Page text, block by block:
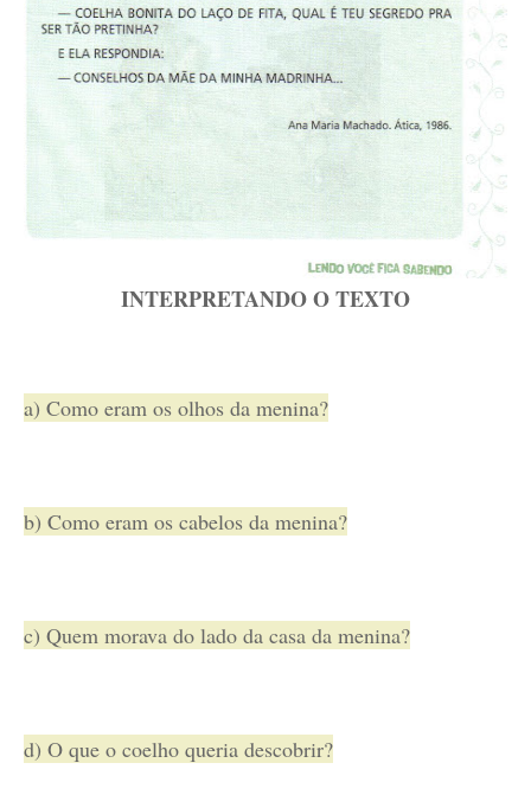
INTERPRETANDO O TEXTO
a) Como eram os olhos da menina?
b) Como eram os cabelos da menina?
c) Quem morava do lado da casa da menina?
d) O que o coelho queria descobrir?